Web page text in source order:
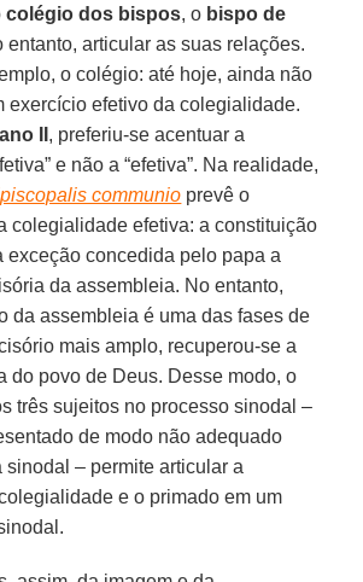
colégio dos bispos, o bispo de
entanto, articular as suas relações.
o colégio: até hoje, ainda não
exercício efetivo da colegialidade.
II , preferiu-se acentuar a
e não a “efetiva”. Na realidade,
communio prevê o
colegialidade efetiva: a constituição
exceção concedida pelo papa a
da assembleia. No entanto,
da assembleia é uma das fases de
mais amplo, recuperou-se a
do povo de Deus. Desse modo, o
três sujeitos no processo sinodal –
de modo não adequado
sinodal – permite articular a
e o primado em um